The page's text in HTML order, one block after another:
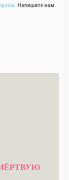
Напишите нам.